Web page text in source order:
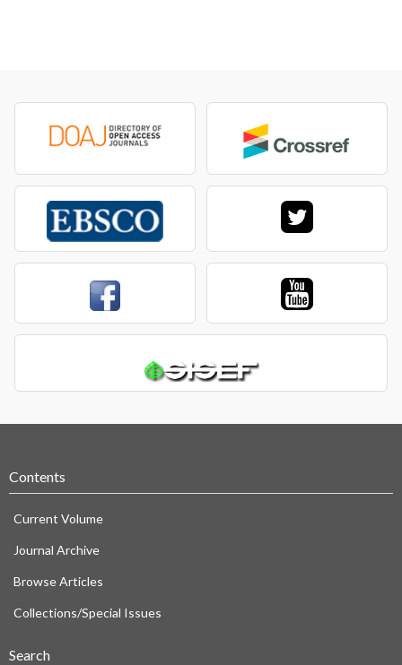
Contents
Current Volume
Journal Archive
Browse Articles
Collections/Special Issues
Search